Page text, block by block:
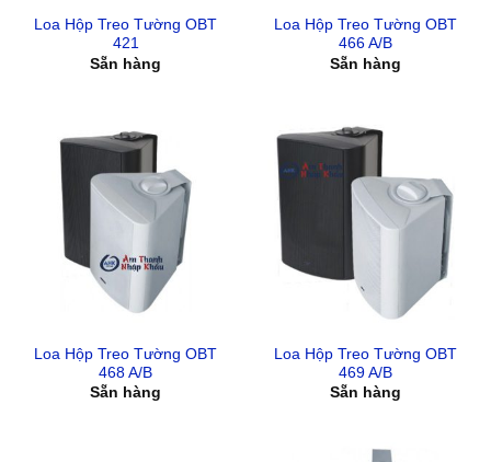
Loa Hộp Treo Tường OBT
421
Sẵn hàng
Loa Hộp Treo Tường OBT
466 A/B
Sẵn hàng
Loa Hộp Treo Tường OBT
468 A/B
Sẵn hàng
Loa Hộp Treo Tường OBT
469 A/B
Sẵn hàng